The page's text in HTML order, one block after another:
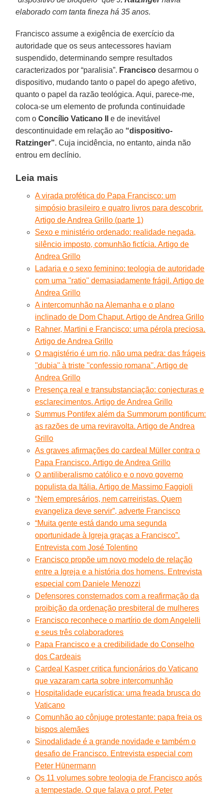
elaborado com tanta fineza há 35 anos.
Francisco assume a exigência de exercício da
autoridade que os seus antecessores haviam
suspendido, determinando sempre resultados
caracterizados por “paralisia”. Francisco desarmou o
dispositivo, mudando tanto o papel do apego afetivo,
quanto o papel da razão teológica. Aqui, parece-me,
coloca-se um elemento de profunda continuidade
com oConcílio Vaticano II
e de inevitável
descontinuidade em relação ao “dispositivo-
Ratzinger”. Cuja incidência, no entanto, ainda não
entrou em declínio.
Leia mais
A virada profética do Papa Francisco: um
simpósio brasileiro e quatro livros para descobrir.
Artigo de Andrea Grillo (parte 1)
Sexo e ministério ordenado: realidade negada,
silêncio imposto, comunhão fictícia. Artigo de
Andrea Grillo
Ladaria e o sexo feminino: teologia de autoridade
com uma ''ratio'' demasiadamente frágil. Artigo de
Andrea Grillo
A intercomunhão na Alemanha e o plano
inclinado de Dom Chaput. Artigo de Andrea Grillo
Rahner, Martini e Francisco: uma pérola preciosa.
Artigo de Andrea Grillo
O magistério é um rio, não uma pedra: das frágeis
''dubia'' à triste ''confessio romana''. Artigo de
Andrea Grillo
Presença real e transubstanciação: conjecturas e
esclarecimentos. Artigo de Andrea Grillo
Summus Pontifex além da Summorum pontificum:
as razões de uma reviravolta. Artigo de Andrea
Grillo
As graves afirmações do cardeal Müller contra o
Papa Francisco. Artigo de Andrea Grillo
O antiliberalismo católico e o novo governo
populista da Itália. Artigo de Massimo Faggioli
“Nem empresários, nem carreiristas. Quem
evangeliza deve servir”, adverte Francisco
“Muita gente está dando uma segunda
oportunidade à Igreja graças a Francisco”.
Entrevista com José Tolentino
Francisco propõe um novo modelo de relação
entre a Igreja e a história dos homens. Entrevista
especial com Daniele Menozzi
Defensores consternados com a reafirmação da
proibição da ordenação presbiteral de mulheres
Francisco reconhece o martírio de dom Angelelli
e seus três colaboradores
Papa Francisco e a credibilidade do Conselho
dos Cardeais
Cardeal Kasper critica funcionários do Vaticano
que vazaram carta sobre intercomunhão
Hospitalidade eucarística: uma freada brusca do
Vaticano
Comunhão ao cônjuge protestante: papa freia os
bispos alemães
Sinodalidade é a grande novidade e também o
desafio de Francisco. Entrevista especial com
Peter Hünermann
Os 11 volumes sobre teologia de Francisco após
a tempestade. O que falava o prof. Peter